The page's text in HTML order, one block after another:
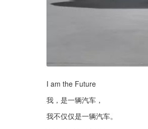
I am the Future
我，是一辆汽车，
我不仅仅是一辆汽车。